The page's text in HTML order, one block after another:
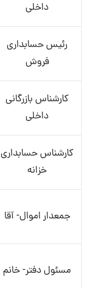
داخلی
رئیس حسابداری
فروش
کارشناس بازرگانی
داخلی
کارشناس حسابداری
خزانه
جمعدار اموال- آقا
مسئول دفتر- خانم